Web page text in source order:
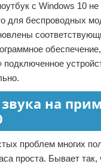
с Windows 10
для беспроводных
подключенное
на
проблем многих
проста. Бывает так,